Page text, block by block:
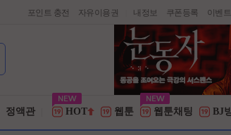
포인트 충전 자유이용권 내정보 쿠폰등록 이벤트
정액관 HOT 웹툰 웹툰채팅 BJ